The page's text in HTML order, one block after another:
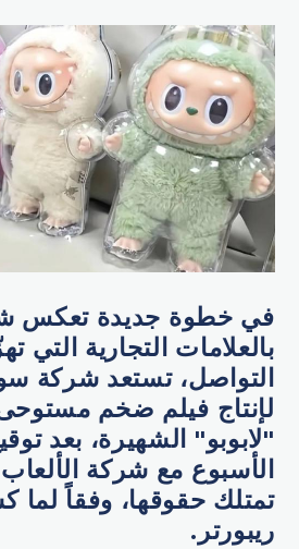
في خطوة جديدة تعكس
بالعلامات التجارية التي
التواصل، تستعد شركة
لإنتاج فيلم ضخم
"لابوبو" الشهيرة، بعد
الأسبوع مع شركة
تمتلك حقوقها، وفقاً لما
ريبورتر.